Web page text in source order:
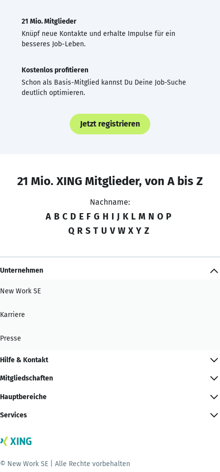
21 Mio. Mitglieder
Knüpf neue Kontakte und erhalte Impulse für ein
besseres Job-Leben.
Kostenlos profitieren
Schon als Basis-Mitglied kannst Du Deine Job-Suche
deutlich optimieren.
Jetzt registrieren
21 Mio. XING Mitglieder, von A bis Z
Nachname:
A B C D E F G H I J K L M N O P
Q R S T U V W X Y Z
Unternehmen
New Work SE
Karriere
Presse
Hilfe & Kontakt
Mitgliedschaften
Hauptbereiche
Services
© New Work SE | Alle Rechte vorbehalten